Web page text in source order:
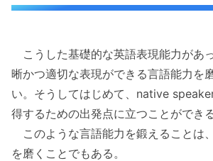
こうした基礎的な英語表現能力があ
晰かつ適切な表現ができる言語能力を
い。そうしてはじめて、native
得するための出発点に立つことができる
このような言語能力を鍛えることは
を磨くことでもある。